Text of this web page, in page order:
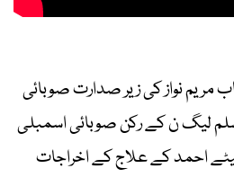
مریم نواز کی زیر صدارت صوبائی
لیگ ن کے رکن صوبائی اسمبلی
احمد کے علاج کے اخراجات